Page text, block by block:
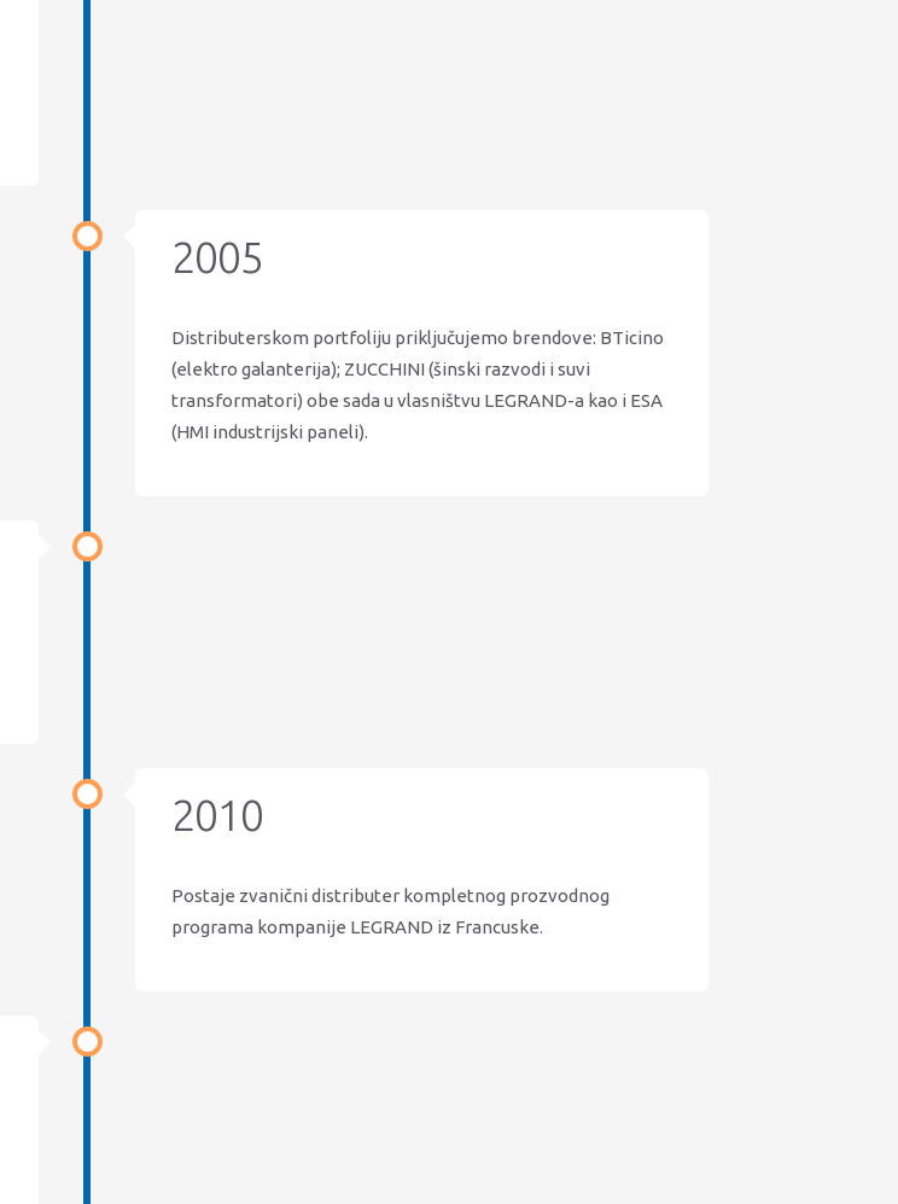
2005
Distributerskom portfoliju priključujemo brendove: BTicino
(elektro galanterija); ZUCCHINI (šinski razvodi i suvi
transformatori) obe sada u vlasništvu LEGRAND-a kao i ESA
(HMI industrijski paneli).
2010
Postaje zvanični distributer kompletnog prozvodnog
programa kompanije LEGRAND iz Francuske.